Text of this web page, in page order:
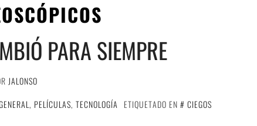
PARA SIEMPRE
JALONSO
, PELÍCULAS, TECNOLOGÍA ETIQUETADO EN
CIEGOS